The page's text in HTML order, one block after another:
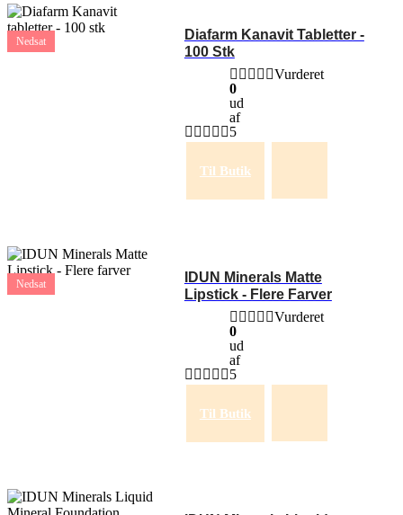
Nedsat
Diafarm Kanavit Tabletter -
100 Stk
Vurderet
0
ud
af
5
Til Butik
Nedsat
IDUN Minerals Matte
Lipstick - Flere Farver
Vurderet
0
ud
af
5
Til Butik